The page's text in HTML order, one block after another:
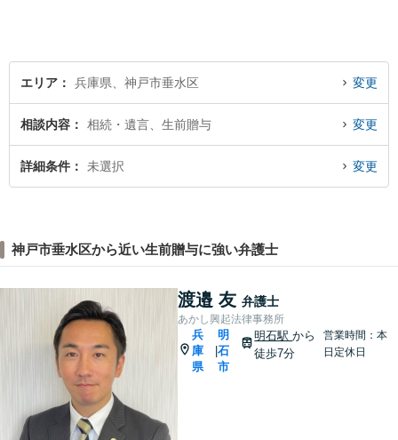
エリア 兵庫県、神戸市垂水区 変更
相談内容 相続・遺言、生前贈与 変更
詳細条件 未選択 変更
神戸市垂水区から近い生前贈与に強い弁護士
渡邉 友 弁護士
あかし興起法律事務所
兵
庫
県
明
石
市
明石駅から
徒歩7分
営業時間：本
日定休日